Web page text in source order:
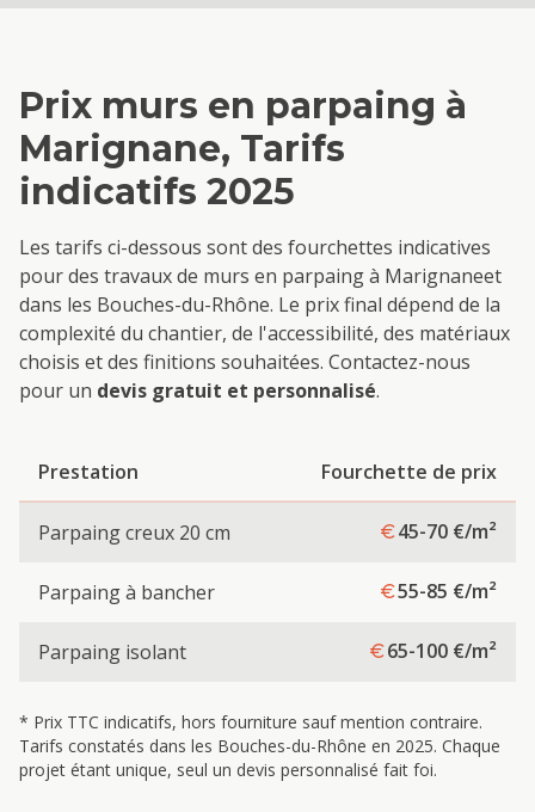
Prix murs en parpaing à
Marignane, Tarifs
indicatifs 2025
Les tarifs ci-dessous sont des fourchettes indicatives
pour des travaux de murs en parpaingà Marignaneet
dans les Bouches-du-Rhône. Le prix final dépend de la
complexité du chantier, de l'accessibilité, des matériaux
choisis et des finitions souhaitées. Contactez-nous
pour un devis gratuit et personnalisé.
Prestation Fourchette de prix
Parpaing creux 20 cm 45-70 €/m²
Parpaing à bancher 55-85 €/m²
Parpaing isolant 65-100 €/m²
* Prix TTC indicatifs, hors fourniture sauf mention contraire.
Tarifs constatés dans les Bouches-du-Rhône en 2025. Chaque
projet étant unique, seul un devis personnalisé fait foi.